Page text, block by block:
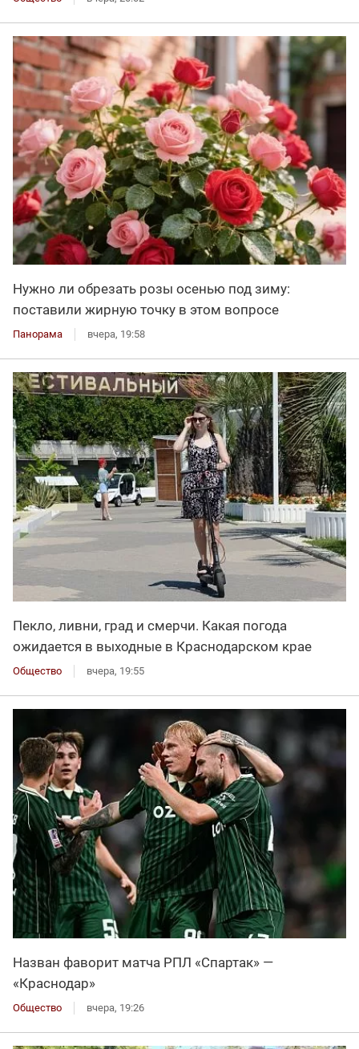
Нужно ли обрезать розы осенью под зиму:
поставили жирную точку в этом вопросе
Панорама вчера, 19:58
Пекло, ливни, град и смерчи. Какая погода
ожидается в выходные в Краснодарском крае
Общество вчера, 19:55
Назван фаворит матча РПЛ «Спартак» —
«Краснодар»
Общество вчера, 19:26